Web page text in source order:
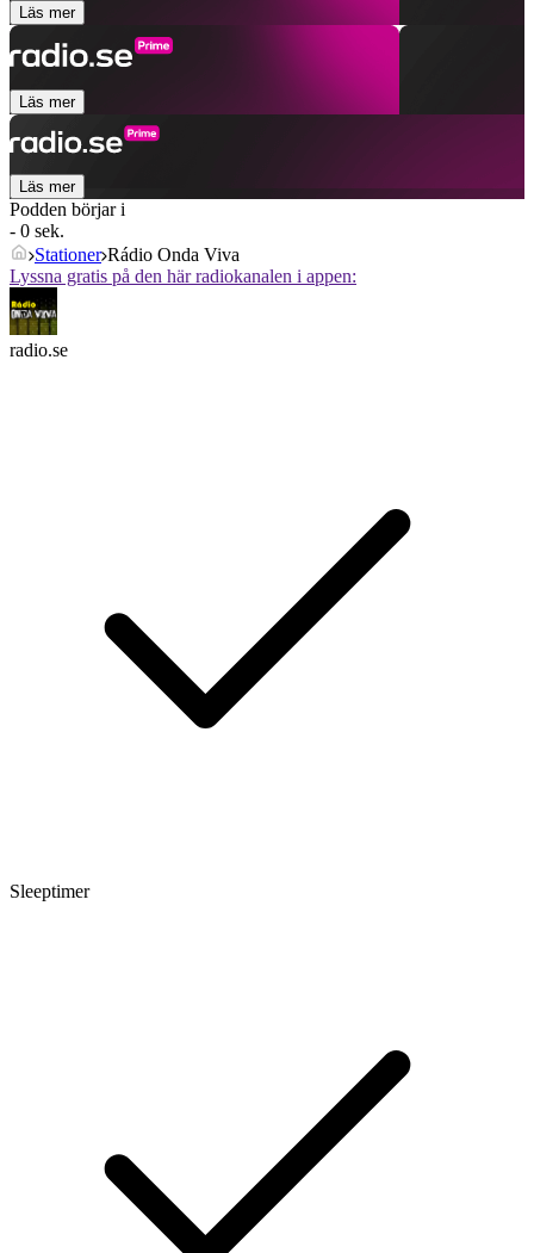
Läs mer
Läs mer
Läs mer
Podden börjar i
- 0 sek.
Stationer Rádio Onda Viva
Lyssna gratis på den här radiokanalen i appen:
radio.se
Sleeptimer